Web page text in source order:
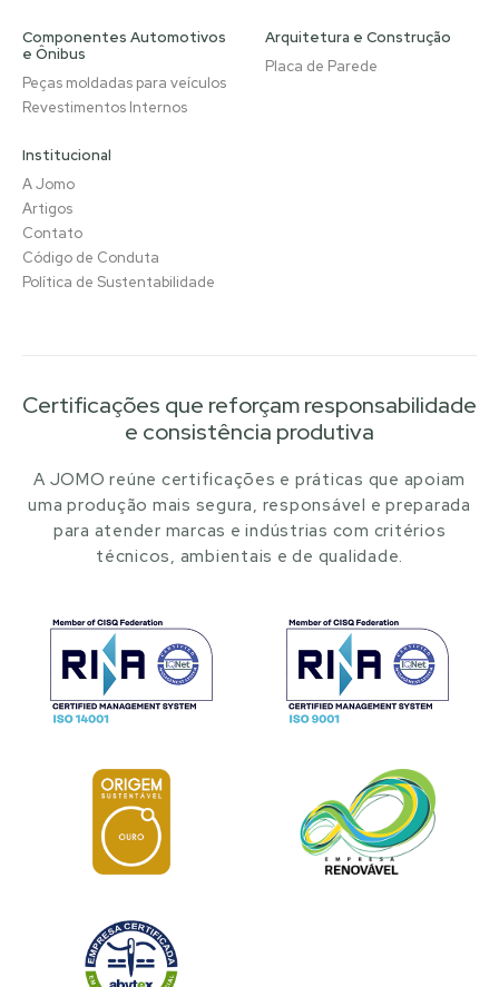
Componentes Automotivos
e Ônibus
Peças moldadas para veículos
Revestimentos Internos
Arquitetura e Construção
Placa de Parede
Institucional
A Jomo
Artigos
Contato
Código de Conduta
Política de Sustentabilidade
Certificações que reforçam responsabilidade
e consistência produtiva
A JOMO reúne certificações e práticas que apoiam
uma produção mais segura, responsável e preparada
para atender marcas e indústrias com critérios
técnicos, ambientais e de qualidade.